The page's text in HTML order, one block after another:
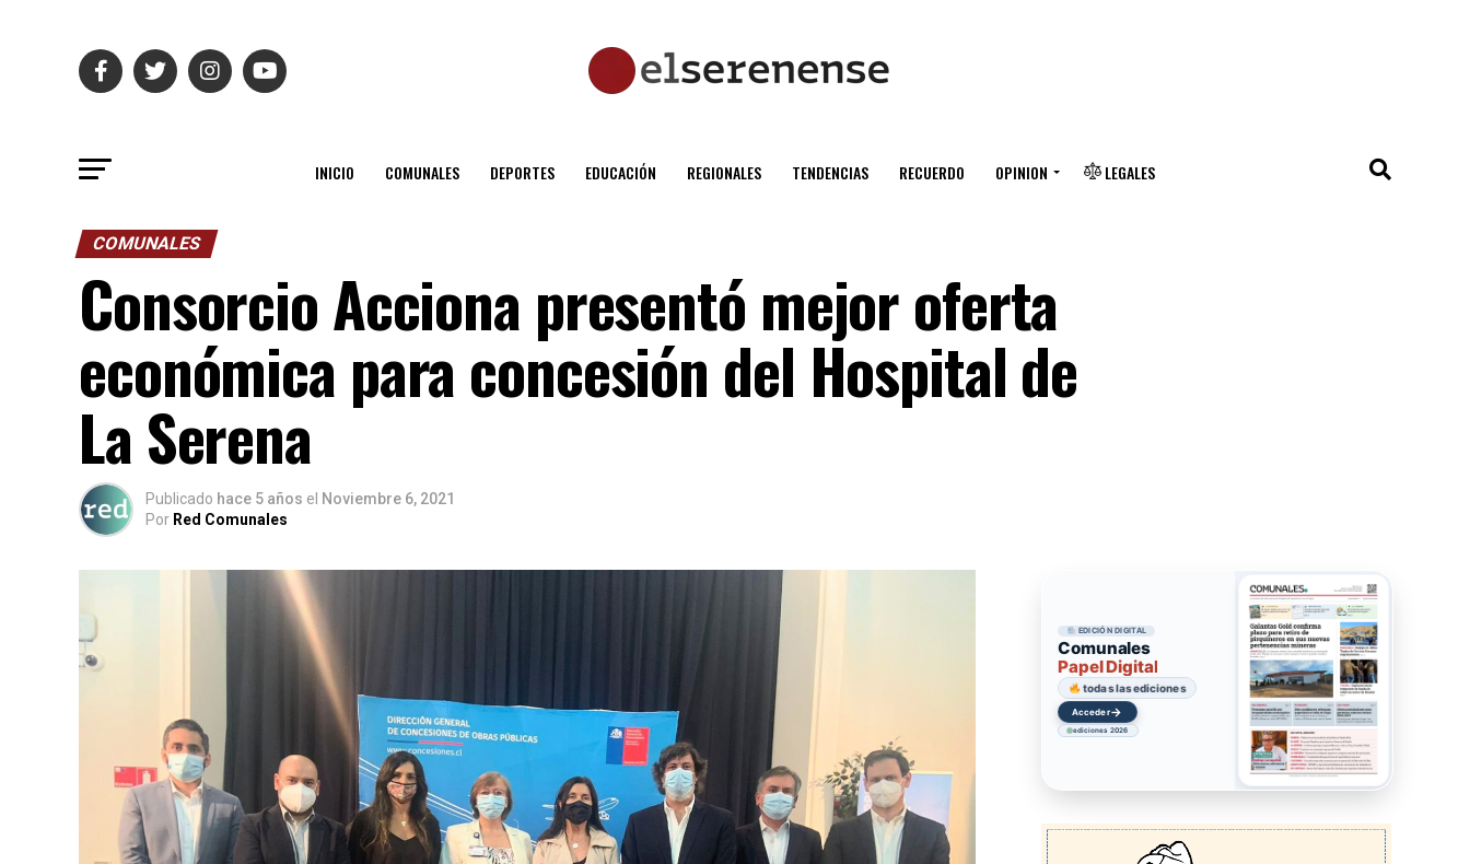
INICIO COMUNALES DEPORTES EDUCACIÓN REGIONALES TENDENCIAS RECUERDO OPINION LEGALES
COMUNALES
Consorcio Acciona presentó mejor oferta
económica para concesión del Hospital de
La Serena
Publicado hace 5 años el Noviembre 6, 2021
Por Red Comunales
EDICIÓN DIGITAL
Comunales
Papel Digital
todas las ediciones
Acceder→
ediciones 2026